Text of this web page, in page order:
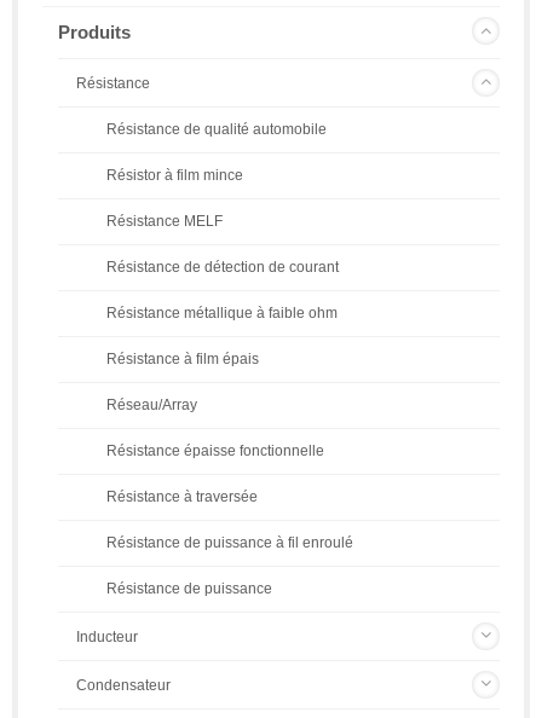
Produits
Résistance
Résistance de qualité automobile
Résistor à film mince
Résistance MELF
Résistance de détection de courant
Résistance métallique à faible ohm
Résistance à film épais
Réseau/Array
Résistance épaisse fonctionnelle
Résistance à traversée
Résistance de puissance à fil enroulé
Résistance de puissance
Inducteur
Condensateur